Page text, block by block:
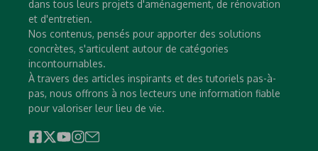
dans tous leurs projets d'aménagement, de rénovation
et d'entretien.
Nos contenus, pensés pour apporter des solutions
concrètes, s'articulent autour de catégories
incontournables.
À travers des articles inspirants et des tutoriels pas-à-
pas, nous offrons à nos lecteurs une information fiable
pour valoriser leur lieu de vie.